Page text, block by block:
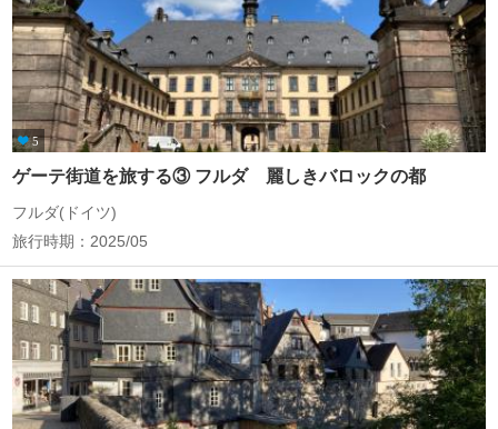
5
ゲーテ街道を旅する③ フルダ 麗しきバロックの都
フルダ(ドイツ)
旅行時期：2025/05